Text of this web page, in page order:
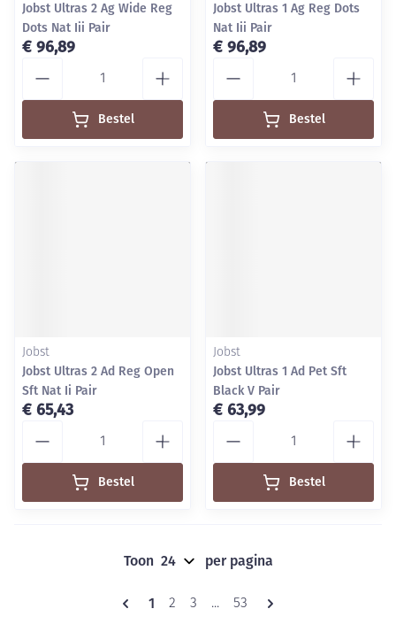
Jobst Ultras 2 Ag Wide Reg
Dots Nat Iii Pair
€ 96,89
Bestel
Jobst Ultras 1 Ag Reg Dots
Nat Iii Pair
€ 96,89
Bestel
Jobst
Jobst Ultras 2 Ad Reg Open
Sft Nat Ii Pair
€ 65,43
Bestel
Jobst
Jobst Ultras 1 Ad Pet Sft
Black V Pair
€ 63,99
Bestel
Pagina's
U lees momenteel pagina
1 Pagina
2 Pagina
3 ... Pagina
53
Toon per pagina